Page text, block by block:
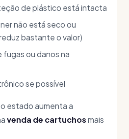
de plástico está intacta
não está seco ou
bastante o valor)
fugas ou danos na
se possível
estado aumenta a
venda de cartuchosmais